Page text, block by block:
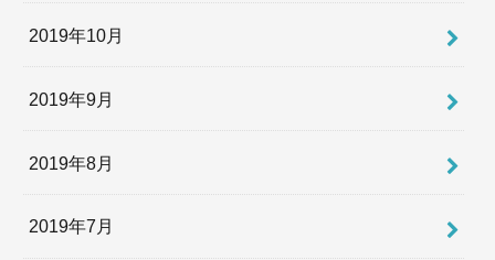
2019年10月
2019年9月
2019年8月
2019年7月